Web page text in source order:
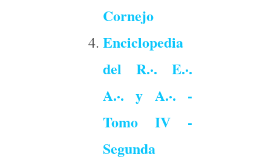
Cornejo
Enciclopedia
del R.·. E.·.
A.·. y A.·. -
Tomo IV -
Segunda